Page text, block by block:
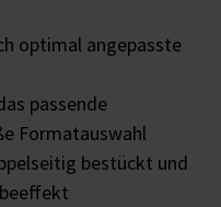
optimal angepasste
passende
Formatauswahl
bestückt und